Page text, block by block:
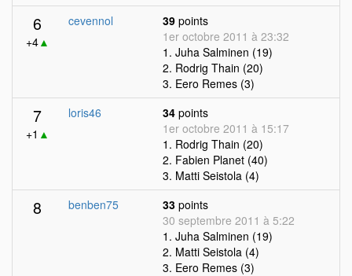
6
+4▲
cevennol 39 points
1er octobre 2011 à 23:32
1. Juha Salminen (19)
2. Rodrig Thain (20)
3. Eero Remes (3)
7
+1 ▲
loris46 34 points
1er octobre 2011 à 15:17
1. Rodrig Thain (20)
2. Fabien Planet (40)
3. Matti Seistola (4)
8 benben75 33 points
30 septembre 2011 à 5:22
1. Juha Salminen (19)
2. Matti Seistola (4)
3. Eero Remes (3)